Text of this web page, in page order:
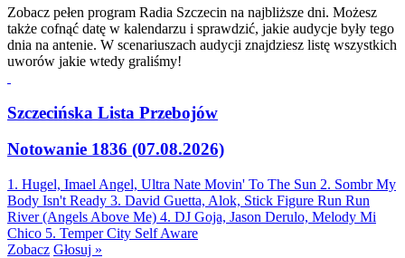
Zobacz pełen program Radia Szczecin na najbliższe dni. Możesz
także cofnąć datę w kalendarzu i sprawdzić, jakie audycje były tego
dnia na antenie. W scenariuszach audycji znajdziesz listę wszystkich
uworów jakie wtedy graliśmy!
Szczecińska Lista Przebojów
Notowanie 1836 (07.08.2026)
1. Hugel, Imael Angel, Ultra Nate Movin' To The Sun 2. Sombr My
Body Isn't Ready 3. David Guetta, Alok, Stick Figure Run Run
River (Angels Above Me) 4. DJ Goja, Jason Derulo, Melody Mi
Chico 5. Temper City Self Aware
Zobacz Głosuj »